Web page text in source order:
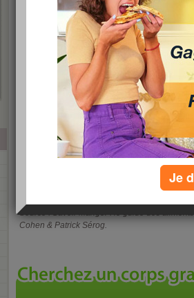
gras de la série oméga 3 qui auraient des
du rythme cardiaque. Après un avis positif de
française sur les huiles est en train de
devenir une huile multi-usages
dans toute l’Europe. On peut donc chauffer l’
qu’elle risque de dégager une légère odeur
certains quand la température dépasse 120
sensibles, ne sentiront rien, même à une
contient de la vitamine E (30 mg pour 100 g
intéressante pour les gens qui souffrent de
d’une excellente huile qui, avantage non-
colza est devenue très populaire : on en
amélioré son emballage et son prix tend à
Sa conservation en bouteille opaque la
Source : Savoir Manger : le guide des
Cohen & Patrick Sérog.
Je